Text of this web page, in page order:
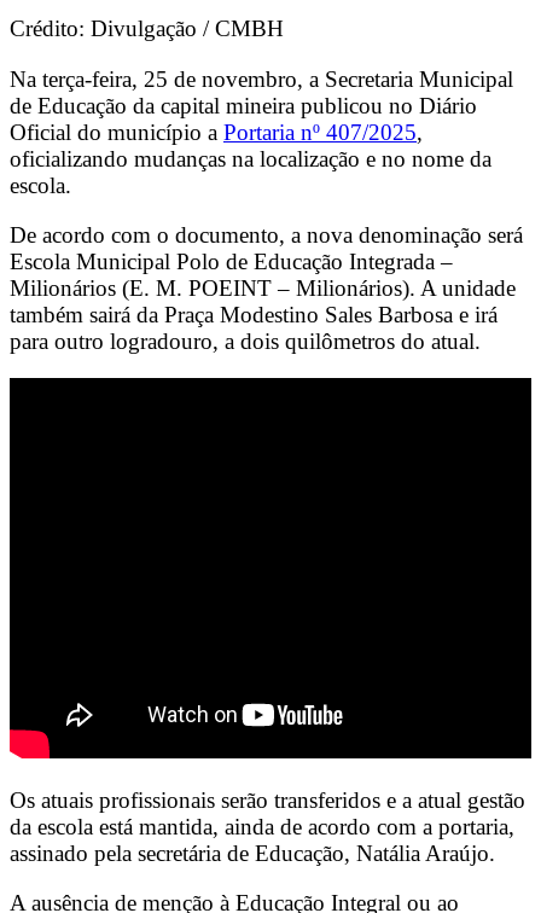
Crédito: Divulgação / CMBH
Na terça-feira, 25 de novembro, a Secretaria Municipal
de Educação da capital mineira publicou no Diário
Oficial do município a Portaria nº 407/2025,
oficializando mudanças na localização e no nome da
escola.
De acordo com o documento, a nova denominação será
Escola Municipal Polo de Educação Integrada –
Milionários (E. M. POEINT – Milionários). A unidade
também sairá da Praça Modestino Sales Barbosa e irá
para outro logradouro, a dois quilômetros do atual.
Os atuais profissionais serão transferidos e a atual gestão
da escola está mantida, ainda de acordo com a portaria,
assinado pela secretária de Educação, Natália Araújo.
A ausência de menção à Educação Integral ou ao